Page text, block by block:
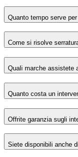
Quanto tempo serve
Come si risolve
Quali marche assistete
Quanto costa un
Offrite garanzia sugli
Siete disponibili anche